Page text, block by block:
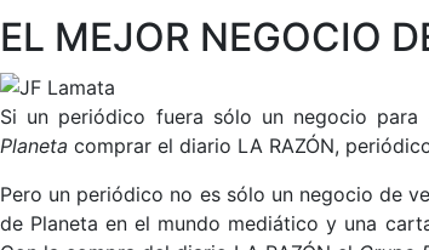
EL MEJOR NEGOCIO
Si un periódico fuera sólo un negocio
Planeta comprar el diario LA RAZÓN,
Pero un periódico no es sólo un negocio de
de Planeta en el mundo mediático y una